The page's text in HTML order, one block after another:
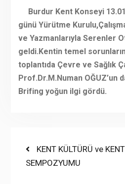
Burdur Kent Konseyi
günü Yürütme
ve Yazmanlarıyla Serenler
geldi.Kentin temel
toplantıda Çevre ve Sağlık
Prof.Dr.M.Numan OĞUZ’un
Brifing yoğun ilgi gördü.
Yazı
gezinmesi
Previous
post:
KENT KÜLTÜRÜ ve
SEMPOZYUMU